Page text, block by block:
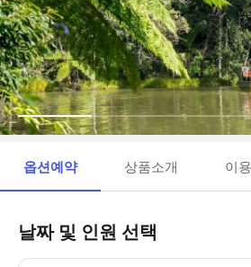
옵션예약 상품소개 이
날짜 및 인원 선택